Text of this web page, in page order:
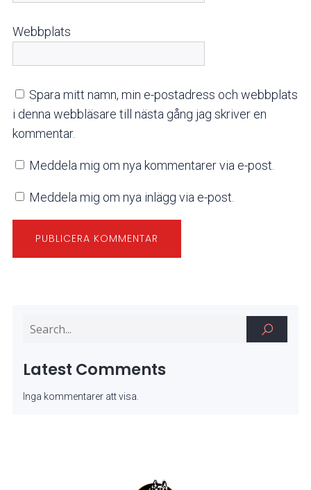
Webbplats
Spara mitt namn, min e-postadress och webbplats
i denna webbläsare till nästa gång jag skriver en
kommentar.
Meddela mig om nya kommentarer via e-post.
Meddela mig om nya inlägg via e-post.
Latest Comments
Inga kommentarer att visa.